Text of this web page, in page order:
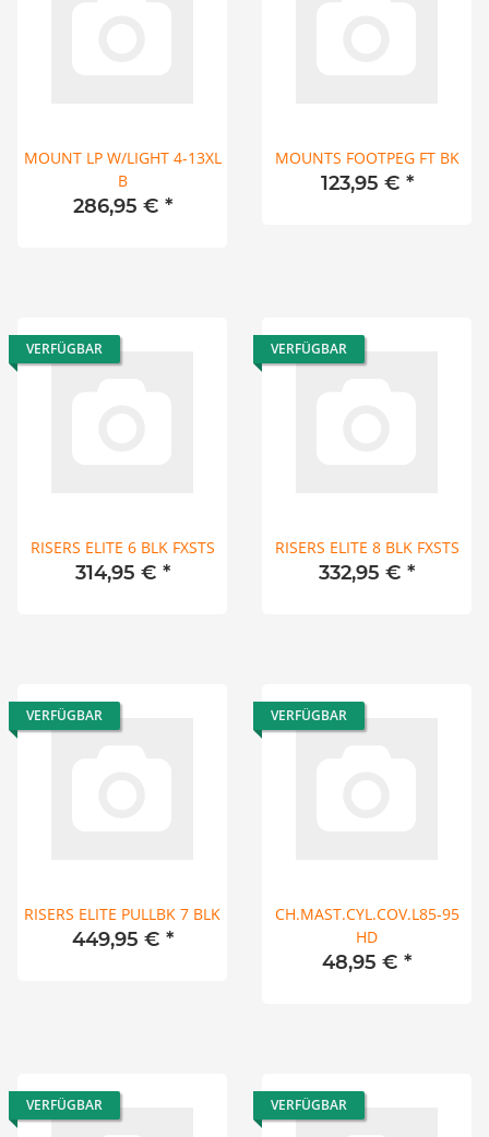
MOUNT LP W/LIGHT 4-13XL
B
286,95 € *
MOUNTS FOOTPEG FT BK
123,95 € *
VERFÜGBAR
RISERS ELITE 6 BLK FXSTS
314,95 € *
VERFÜGBAR
RISERS ELITE 8 BLK FXSTS
332,95 € *
VERFÜGBAR
RISERS ELITE PULLBK 7 BLK
449,95 € *
VERFÜGBAR
CH.MAST.CYL.COV.L85-95
HD
48,95 € *
VERFÜGBAR VERFÜGBAR